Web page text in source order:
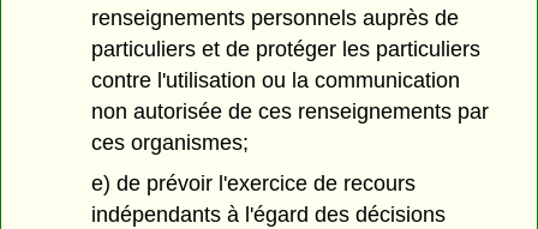
renseignements personnels auprès de
particuliers et de protéger les particuliers
contre l'utilisation ou la communication
non autorisée de ces renseignements par
ces organismes;
e) de prévoir l'exercice de recours
indépendants à l'égard des décisions